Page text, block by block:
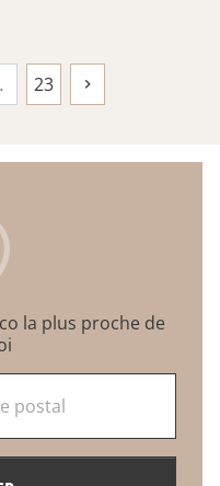
23 Suivant

la plus proche de